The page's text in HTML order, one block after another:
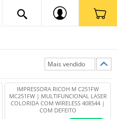
IMPRESSORA RICOH M C251FW
MC251FW | MULTIFUNCIONAL LASER
COLORIDA COM WIRELESS 408544 |
COM DEFEITO